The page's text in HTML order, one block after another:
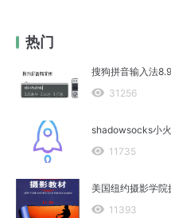
热门
搜狗拼音输入法
31256
shadowsocks小
11735
美国纽约摄影学
11393